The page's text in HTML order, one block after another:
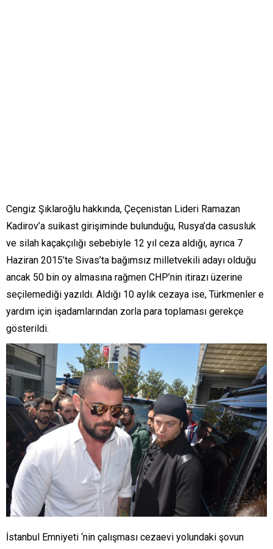
Cengiz Şıklaroğlu hakkında, Çeçenistan Lideri Ramazan
Kadirov’a suikast girişiminde bulunduğu, Rusya’da casusluk
ve silah kaçakçılığı sebebiyle 12 yıl ceza aldığı, ayrıca 7
Haziran 2015’te Sivas’ta bağımsız milletvekili adayı olduğu
ancak 50 bin oy almasına rağmen CHP’nin itirazı üzerine
seçilemediği yazıldı. Aldığı 10 aylık cezaya ise, Türkmenler e
yardım için işadamlarından zorla para toplaması gerekçe
gösterildi.
İstanbul Emniyeti ‘nin çalışması cezaevi yolundaki şovun